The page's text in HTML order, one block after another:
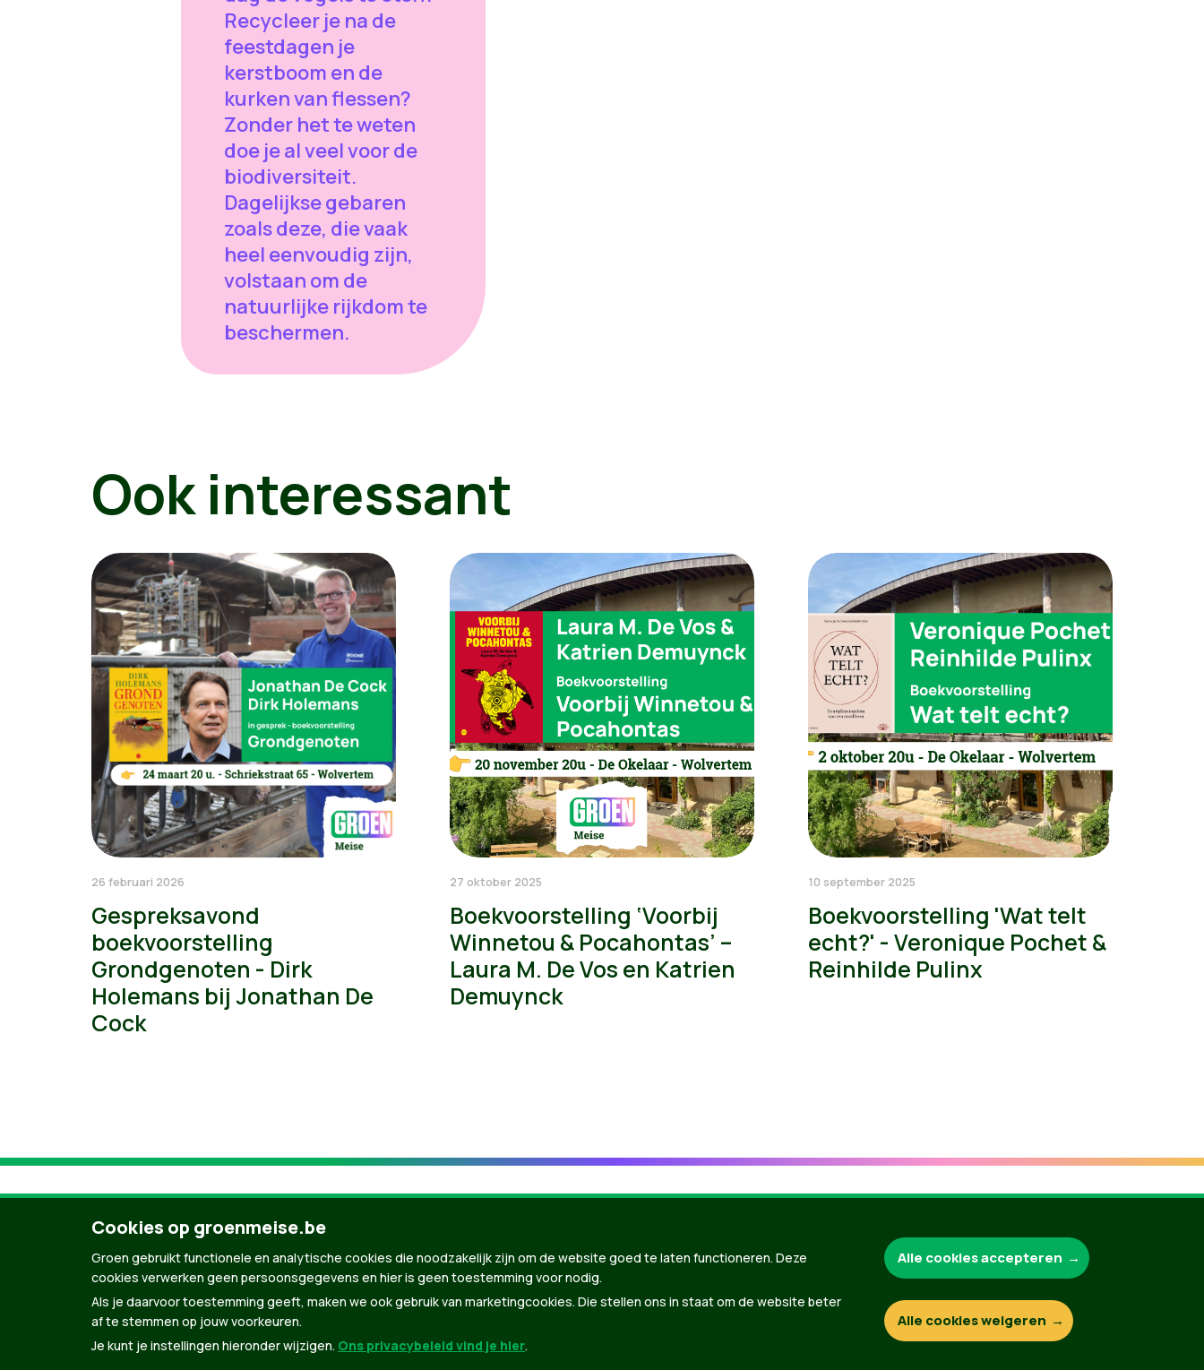
Recycleer je na de
feestdagen je
kerstboom en de
kurken van flessen?
Zonder het te weten
doe je al veel voor de
biodiversiteit.
Dagelijkse gebaren
zoals deze, die vaak
heel eenvoudig zijn,
volstaan om de
natuurlijke rijkdom te
beschermen.
Ook interessant
26 februari 2026
Gespreksavond
boekvoorstelling
Grondgenoten - Dirk
Holemans bij Jonathan De
Cock
27 oktober 2025
Boekvoorstelling ‘Voorbij
Winnetou & Pocahontas’ –
Laura M. De Vos en Katrien
Demuynck
10 september 2025
Boekvoorstelling 'Wat telt
echt?' - Veronique Pochet &
Reinhilde Pulinx
Groen.be
© Copyright Groen 2026 | Gemaakt metNationBuilder| Gebouwd door
Cookies op groenmeise.be
Groen gebruikt functionele en analytische cookies die noodzakelijk zijn om de website goed te laten functioneren. Deze
cookies verwerken geen persoonsgegevens en hier is geen toestemming voor nodig.
Als je daarvoor toestemming geeft, maken we ook gebruik van marketingcookies. Die stellen ons in staat om de website beter
af te stemmen op jouw voorkeuren.
Je kunt je instellingen hieronder wijzigen. Ons privacybeleid vind je hier.
Alle cookies accepteren
Alle cookies weigeren